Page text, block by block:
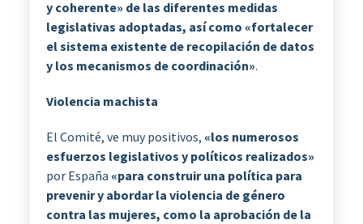
y coherente» de las diferentes medidas
legislativas adoptadas, así como «fortalecer
el sistema existente de recopilación de datos
y los mecanismos de coordinación».
Violencia machista
El Comité, ve muy positivos, «los numerosos
esfuerzos legislativos y políticos realizados»
por España «para construir una política para
prevenir y abordar la violencia de género
contra las mujeres, como la aprobación de la